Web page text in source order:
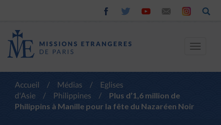
Toggle
Accueil / Médias /
Eglises
d'Asie
/ Philippines /
Plus d’1,6 million de
Philippins à Manille pour la fête du Nazaréen Noir